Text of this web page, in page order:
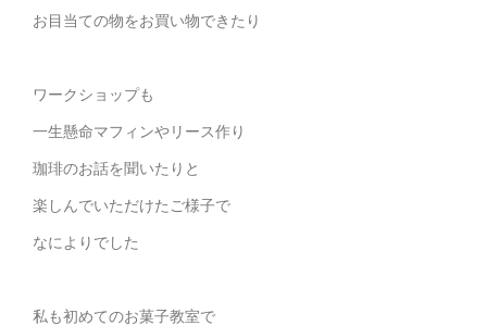
お目当ての物をお買い物できたり
ワークショップも
一生懸命マフィンやリース作り
珈琲のお話を聞いたりと
楽しんでいただけたご様子で
なによりでした
私も初めてのお菓子教室で